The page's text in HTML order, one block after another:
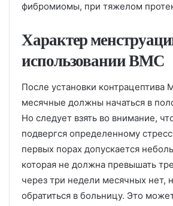
фибромиомы, при тяжелом
Характер
использовании ВМС
После установки контрацептива
месячные должны начаться в
Но следует взять во внимание,
подвергся определенному
первых порах допускается
которая не должна превышать
через три недели месячных нет,
обратиться в больницу. Это